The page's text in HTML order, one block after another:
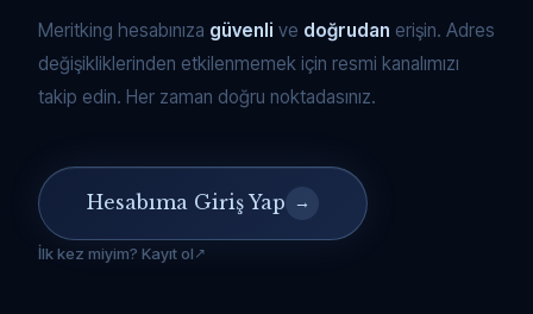
Meritking hesabınıza güvenli ve doğrudan erişin. Adres
değişikliklerinden etkilenmemek için resmi kanalımızı
takip edin. Her zaman doğru noktadasınız.
Hesabıma Giriş Yap →
İlk kez miyim? Kayıt ol